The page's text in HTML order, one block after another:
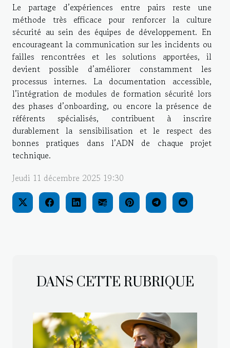
Le partage d’expériences entre pairs reste une
méthode très efficace pour renforcer la culture
sécurité au sein des équipes de développement. En
encourageant la communication sur les incidents ou
failles rencontrées et les solutions apportées, il
devient possible d’améliorer constamment les
processus internes. La documentation accessible,
l’intégration de modules de formation sécurité lors
des phases d’onboarding, ou encore la présence de
référents spécialisés, contribuent à inscrire
durablement la sensibilisation et le respect des
bonnes pratiques dans l’ADN de chaque projet
technique.
Jeudi 11 décembre 2025 19:30
DANS CETTE RUBRIQUE